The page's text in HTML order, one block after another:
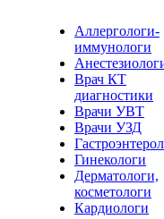
Аллергологи-
иммунологи
Врач КТ
диагностики
Врачи УВТ
Врачи УЗД
Гинекологи
Дерматологи,
косметологи
Кардиологи